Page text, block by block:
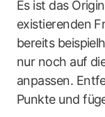
Es ist das
existierenden
bereits
nur noch auf
anpassen.
Punkte und